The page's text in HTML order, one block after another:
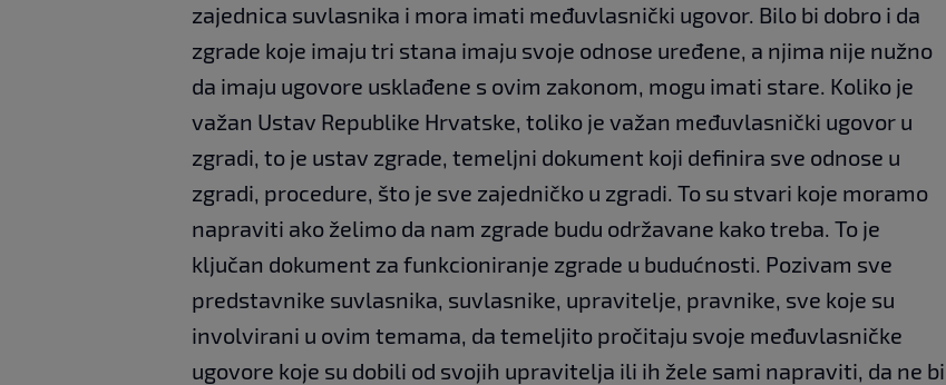
zajednica suvlasnika i mora imati međuvlasnički ugovor. Bilo bi dobro i da
zgrade koje imaju tri stana imaju svoje odnose uređene, a njima nije nužno
da imaju ugovore usklađene s ovim zakonom, mogu imati stare. Koliko je
važan Ustav Republike Hrvatske, toliko je važan međuvlasnički ugovor u
zgradi, to je ustav zgrade, temeljni dokument koji definira sve odnose u
zgradi, procedure, što je sve zajedničko u zgradi. To su stvari koje moramo
napraviti ako želimo da nam zgrade budu održavane kako treba. To je
ključan dokument za funkcioniranje zgrade u budućnosti. Pozivam sve
predstavnike suvlasnika, suvlasnike, upravitelje, pravnike, sve koje su
involvirani u ovim temama, da temeljito pročitaju svoje međuvlasničke
ugovore koje su dobili od svojih upravitelja ili ih žele sami napraviti, da ne bi